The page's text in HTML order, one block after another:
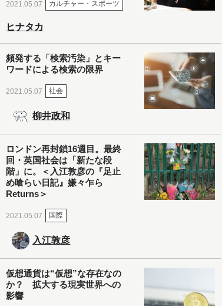
2021.05.07 カルチャー・スポーツ
ヒナタカ
頻発する「検索汚染」とキー
ワードによる検索の限界
2021.05.07 社会
柳井政和
ロンドン再封鎖16週目。最終
回・英国社会は「新たな段
階」に。＜入江敦彦の『足止
め喰らい日記』嫌々乍ら
Returns＞
2021.05.07 国際
入江敦彦
仮想通貨は“仮想”な存在なの
か？ 拡大する現実世界への
影響